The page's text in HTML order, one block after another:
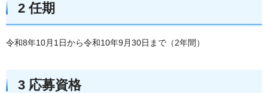
2 任期
令和8年10月1日から令和10年9月30日まで（2年間）
3 応募資格